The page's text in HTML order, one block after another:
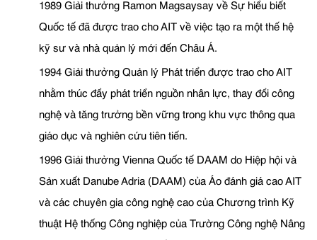
1989 Giải thưởng Ramon Magsaysay về Sự hiểu biết
Quốc tế đã được trao cho AIT về việc tạo ra một thế hệ
kỹ sư và nhà quản lý mới đến Châu Á.
1994 Giải thưởng Quản lý Phát triển được trao cho AIT
nhằm thúc đẩy phát triển nguồn nhân lực, thay đổi công
nghệ và tăng trưởng bền vững trong khu vực thông qua
giáo dục và nghiên cứu tiên tiến.
1996 Giải thưởng Vienna Quốc tế DAAM do Hiệp hội và
Sản xuất Danube Adria (DAAM) của Áo đánh giá cao AIT
và các chuyên gia công nghệ cao của Chương trình Kỹ
thuật Hệ thống Công nghiệp của Trường Công nghệ Nâng